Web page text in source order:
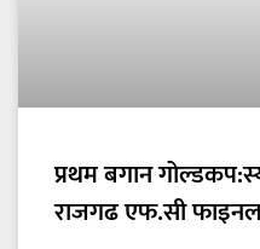
प्रथम बगान
राजगढ एफ.सी